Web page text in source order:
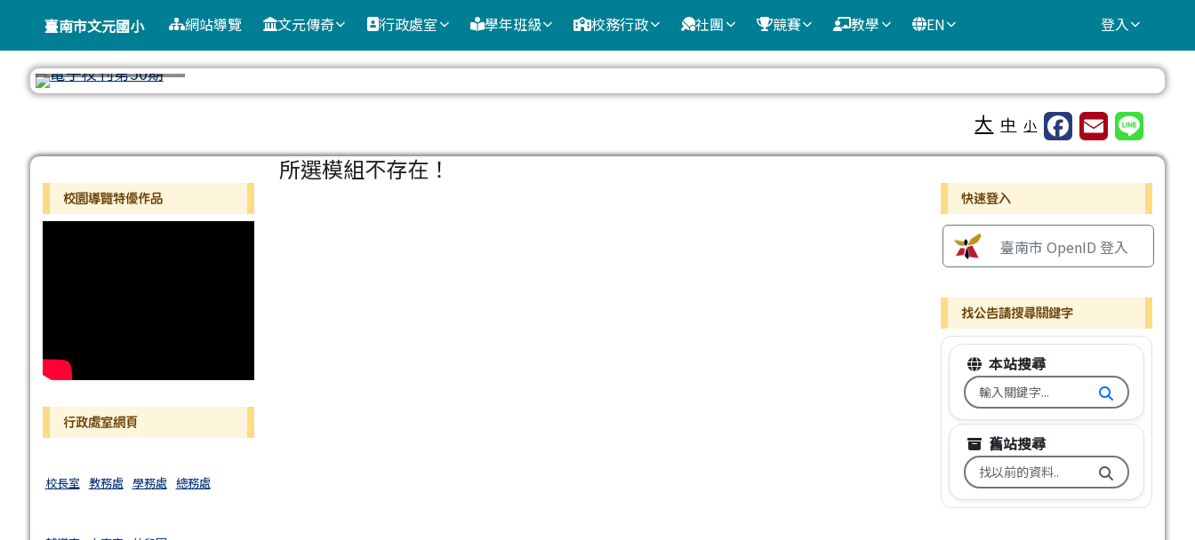
臺南市文元國小
導覽列臺南市文元國小 網站導覽 文元傳奇 行政處室 學年班級 校務行政 社團 競賽 教學 EN 登入
大 中 小
左邊區域內容
校園導覽特優作品
行政處室網頁
校長室 教務處 學務處 總務處
主內容區域
所選模組不存在！
右邊區域內容
快速登入
臺南市 OpenID 登入
找公告請搜尋關鍵字
本站搜尋
搜尋台南市文元國小全球資訊網
舊站搜尋
搜尋台南市文元國小舊校網關鍵
頁尾區域